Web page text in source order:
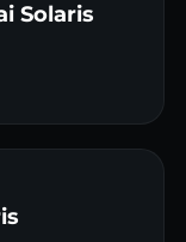
Solaris